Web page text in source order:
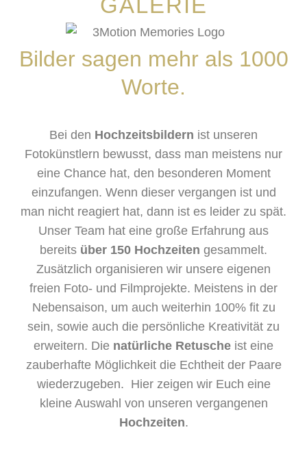
Bilder sagen mehr als 1000
Worte.
Bei den Hochzeitsbildern ist unseren
Fotokünstlern bewusst, dass man meistens nur
eine Chance hat, den besonderen Moment
einzufangen. Wenn dieser vergangen ist und
man nicht reagiert hat, dann ist es leider zu spät.
Unser Team hat eine große Erfahrung aus
bereits über 150 Hochzeiten gesammelt.
Zusätzlich organisieren wir unsere eigenen
freien Foto- und Filmprojekte. Meistens in der
Nebensaison, um auch weiterhin 100% fit zu
sein, sowie auch die persönliche Kreativität zu
erweitern. Die natürliche Retusche ist eine
zauberhafte Möglichkeit die Echtheit der Paare
wiederzugeben. Hier zeigen wir Euch eine
kleine Auswahl von unseren vergangenen
Hochzeiten.